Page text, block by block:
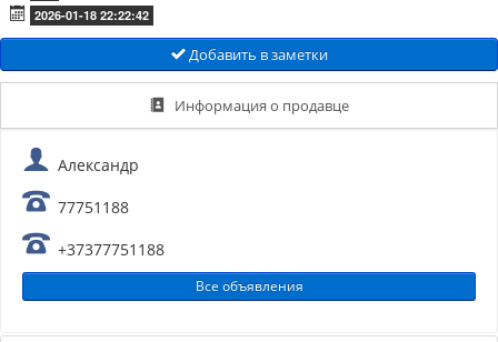
2026-01-18 22:22:42
Добавить в заметки
Информация о продавце
Александр
77751188
+37377751188
Все объявления